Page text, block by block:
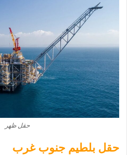
حقل ظهر
حقل بلطيم جنوب غرب